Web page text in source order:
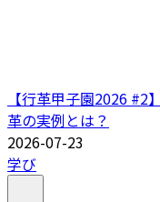
【行革甲子園2026
革の実例とは？
2026-07-23
学び